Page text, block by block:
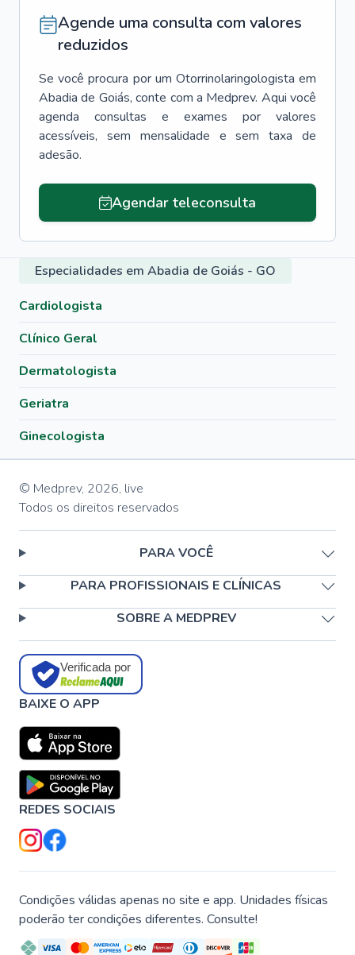
Agende uma consulta com valores
reduzidos
Se você procura por um Otorrinolaringologista em
Abadia de Goiás, conte com a Medprev. Aqui você
agenda consultas e exames por valores
acessíveis, sem mensalidade e sem taxa de
adesão.
Agendar teleconsulta
Especialidades em Abadia de Goiás - GO
Cardiologista
Clínico Geral
Dermatologista
Geriatra
Ginecologista
© Medprev, 2026, live
Todos os direitos reservados
PARA VOCÊ
PARA PROFISSIONAIS E CLÍNICAS
SOBRE A MEDPREV
Verificada por
BAIXE O APP
REDES SOCIAIS
Condições válidas apenas no site e app. Unidades físicas
poderão ter condições diferentes. Consulte!